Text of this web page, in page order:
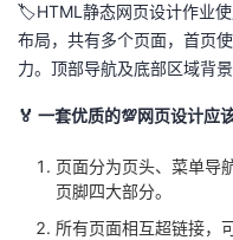
🏷️HTML静态网页设计作业
布局，共有多个页面，首页
力。顶部导航及底部区域背
🏅 一套优质的💯网页设计应
页面分为页头、菜单导
页脚四大部分。
所有页面相互超链接，